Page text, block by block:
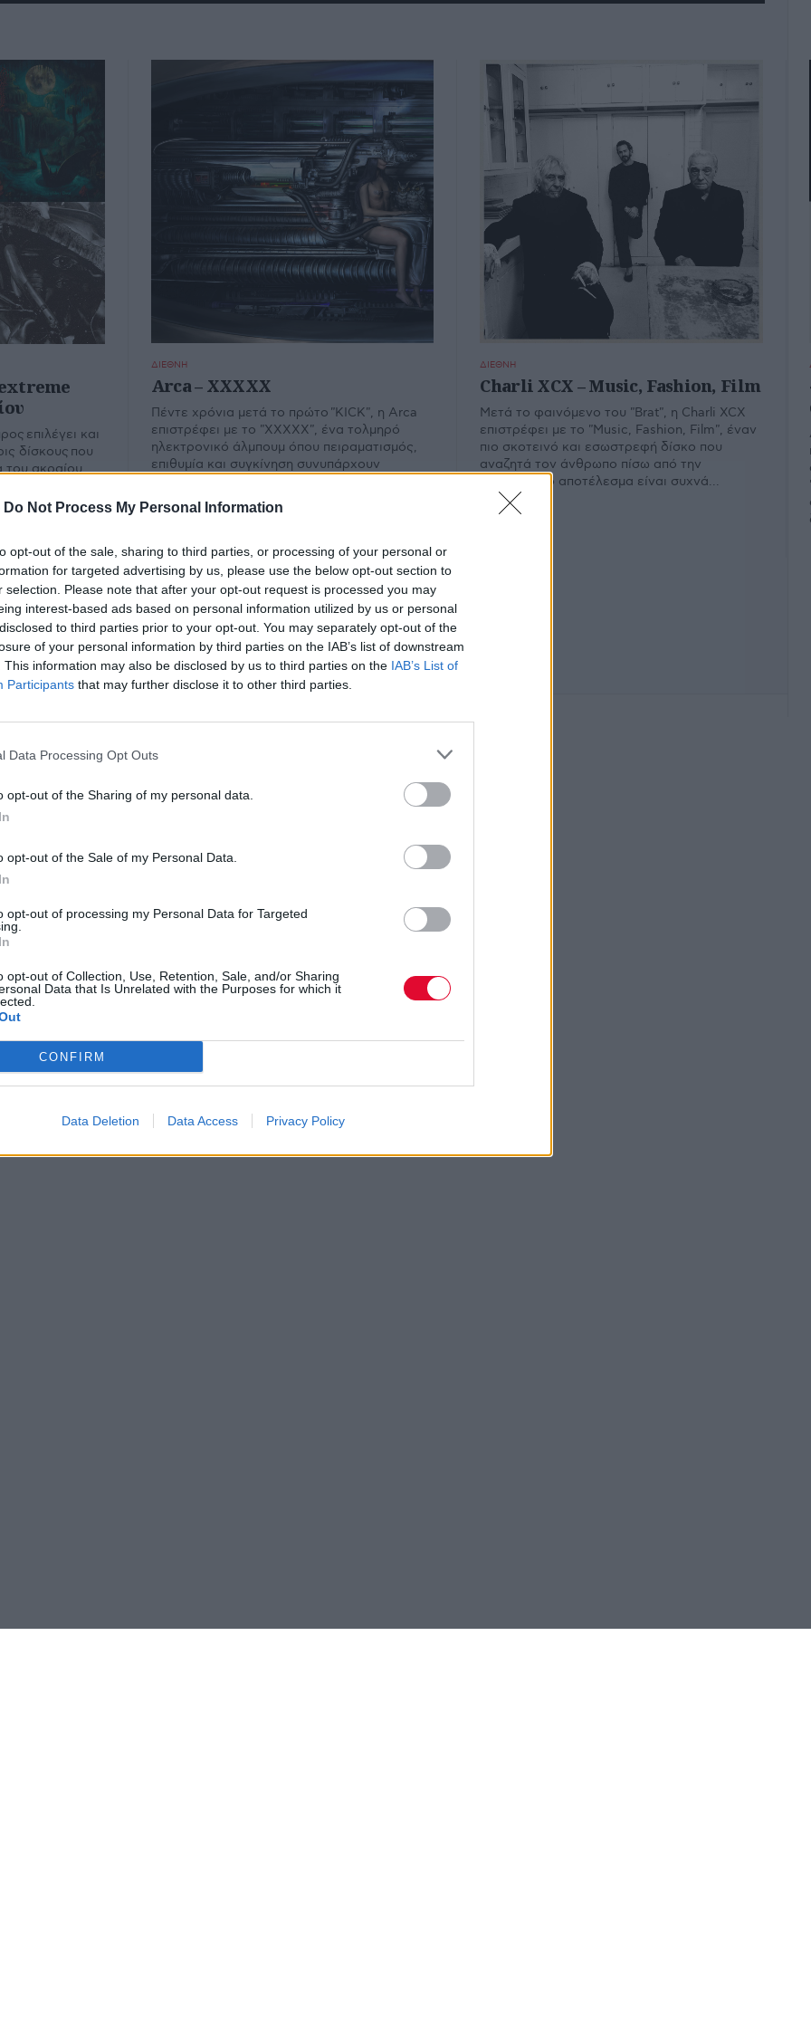
Do Not Process My Personal Information
opt-out of the sale, sharing to third parties, or processing of your personal or
for targeted advertising by us, please use the below opt-out section to
selection. Please note that after your opt-out request is processed you may
interest-based ads based on personal information utilized by us or personal
to third parties prior to your opt-out. You may separately opt-out of the
of your personal information by third parties on the IAB’s list of downstream
This information may also be disclosed by us to third parties on the IAB’s List of
Participants that may further disclose it to other third parties.
Data Processing Opt Outs
opt-out of the Sharing of my personal data.
opt-out of the Sale of my Personal Data.
opt-out of processing my Personal Data for Targeted
opt-out of Collection, Use, Retention, Sale, and/or Sharing
Data that Is Unrelated with the Purposes for which it
CONFIRM
Data Deletion Data Access Privacy Policy
επιλέγει και
δίσκους που
του ακραίου
ΔΙΕΘΝΗ
Arca – XXXXX
Πέντε χρόνια μετά το πρώτο "KICK", η Arca
επιστρέφει με το "XXXXX", ένα τολμηρό
ηλεκτρονικό άλμπουμ όπου πειραματισμός,
επιθυμία και συγκίνηση συνυπάρχουν
ΔΙΕΘΝΗ
Charli XCX – Music, Fashion, Film
Μετά το φαινόμενο του "Brat", η Charli XCX
επιστρέφει με το "Music, Fashion, Film", έναν
πιο σκοτεινό και εσωστρεφή δίσκο που
αναζητά τον άνθρωπο πίσω από την
περσόνα. Το αποτέλεσμα είναι συχνά...
Εμφάνιση #
Cash με τον Dan Auerbach των
έγινε πρόσφατα διαθέσιμο
Editors στο Gagarin 205
με το "Call It In"
νέο album με το “The Rush”, το